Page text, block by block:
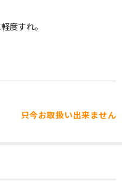
度すれ。
只今お取扱い出来ません